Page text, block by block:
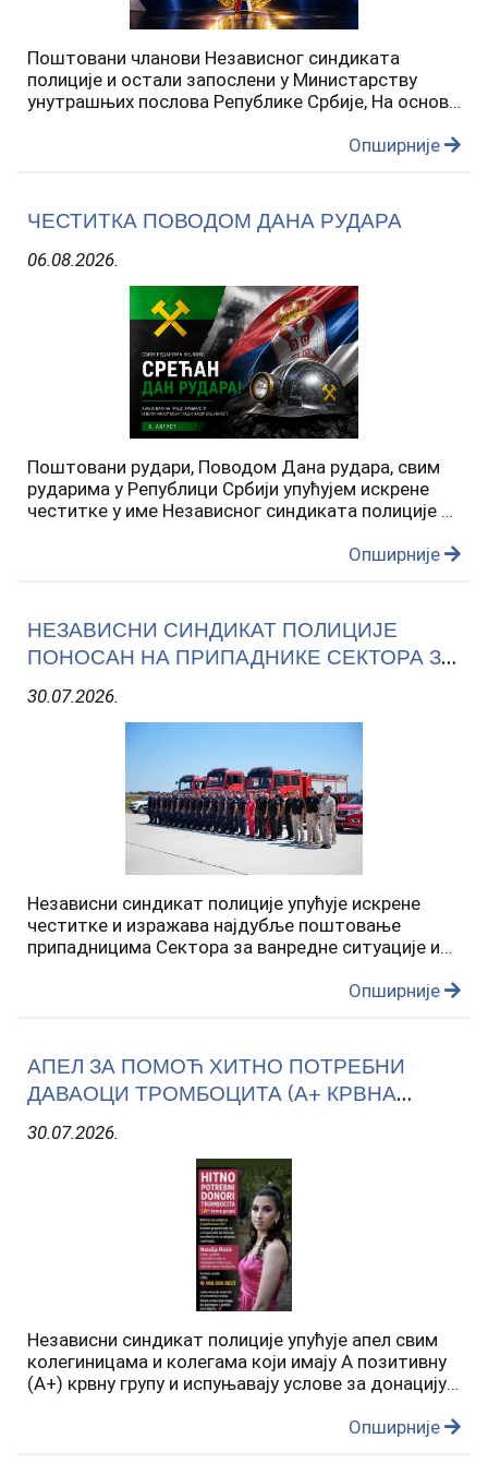
Поштовани чланови Независног синдиката
полиције и остали запослени у Министарству
унутрашњих послова Републике Србије, На основу
Опширније
ЧЕСТИТКА ПОВОДОМ ДАНА РУДАРА
06.08.2026.
Поштовани рудари, Поводом Дана рудара, свим
рударима у Републици Србији упућујем искрене
честитке у име Независног синдиката полиције и
Опширније
НЕЗАВИСНИ СИНДИКАТ ПОЛИЦИЈЕ
ПОНОСАН НА ПРИПАДНИКЕ СЕКТОРА ЗА
ХЕЛИКОПТЕРСКЕ ЈЕДИНИЦЕ МУП-а
30.07.2026.
Независни синдикат полиције упућује искрене
честитке и изражава најдубље поштовање
припадницима Сектора за ванредне ситуације и
унутрашњих послова, који су отпутовали уОпширније
АПЕЛ ЗА ПОМОЋ ХИТНО ПОТРЕБНИ
ДАВАОЦИ ТРОМБОЦИТА (А+ КРВНА
30.07.2026.
Независни синдикат полиције упућује апел свим
колегиницама и колегама који имају А позитивну
(А+) крвну групу и испуњавају услове за донацију
Ристић (2005. годиште), која води тешку иОпширније